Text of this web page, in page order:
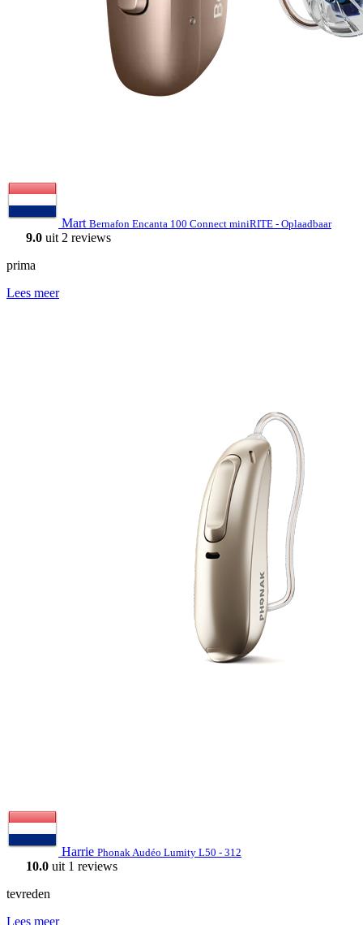
Mart Bernafon Encanta 100 Connect miniRITE - Oplaadbaar
9.0 uit 2 reviews
prima
Lees meer
Harrie Phonak Audéo Lumity L50 - 312
10.0 uit 1 reviews
tevreden
Lees meer